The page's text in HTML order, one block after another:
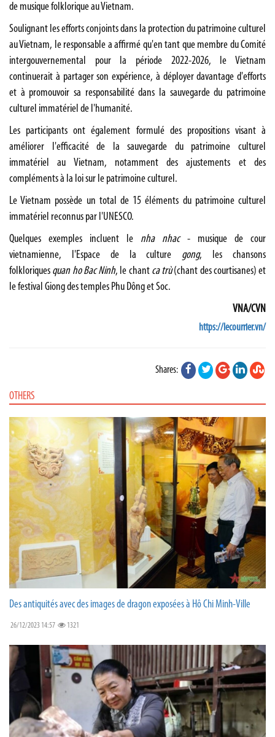
de musique folklorique au Vietnam.
Soulignant les efforts conjoints dans la protection du patrimoine culturel
au Vietnam, le responsable a affirmé qu'en tant que membre du Comité
intergouvernemental pour la période 2022-2026, le Vietnam
continuerait à partager son expérience, à déployer davantage d'efforts
et à promouvoir sa responsabilité dans la sauvegarde du patrimoine
culturel immatériel de l'humanité.
Les participants ont également formulé des propositions visant à
améliorer l'efficacité de la sauvegarde du patrimoine culturel
immatériel au Vietnam, notamment des ajustements et des
compléments à la loi sur le patrimoine culturel.
Le Vietnam possède un total de 15 éléments du patrimoine culturel
immatériel reconnus par l'UNESCO.
Quelques exemples incluent le nha nhac - musique de cour
vietnamienne, l'Espace de la culture gong, les chansons
folkloriques quan ho Bac Ninh, le chant ca trù(chant des courtisanes) et
le festival Giong des temples Phu Dông et Soc.
VNA/CVN
https://lecourrier.vn/
Shares:
OTHERS
Des antiquités avec des images de dragon exposées à Hô Chi Minh-Ville
26/12/2023 14:57 1321